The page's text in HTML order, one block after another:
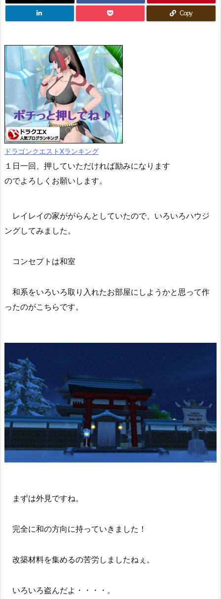
Copy
ドラゴンクエストXランキング
１日一回、押していただければ励みになります
のでよろしくお願いします。
レイレイの家ががらんとしていたので、いろいろハウジ
ングしてみました。
コンセプトは和室
和系をいろいろ取り入れたお部屋にしようかと思って作
ったのがこちらです。
まずは外見ですね。
完全に和の方向に持っていきました！
改築材料を集めるの苦労しましたねぇ。
いろいろ盗んだよ・・・・。